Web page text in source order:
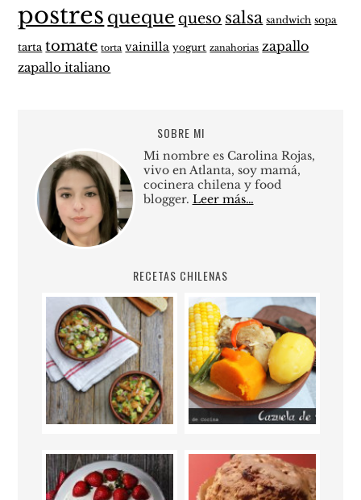
postres queque queso salsa sandwich sopa
tarta tomate torta vainilla yogurt zanahorias zapallo
zapallo italiano
SOBRE MI
Mi nombre es Carolina Rojas,
vivo en Atlanta, soy mamá,
cocinera chilena y food
blogger. Leer más…
RECETAS CHILENAS